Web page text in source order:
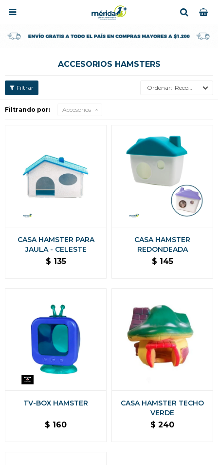

ACCESORIOS HAMSTERS
Recomendados
Filtrando por: Accesorios
CASA HAMSTER PARA
JAULA - CELESTE
$ 135
CASA HAMSTER
REDONDEADA
$ 145
TV-BOX HAMSTER
$ 160
CASA HAMSTER TECHO
VERDE
$ 240